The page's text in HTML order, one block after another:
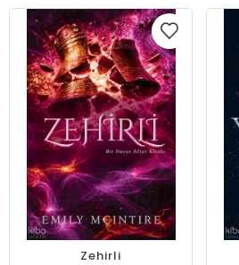
Zehirli